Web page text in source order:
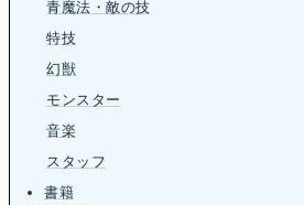
青魔法・敵の技
特技
幻獣
モンスター
音楽
スタッフ
書籍